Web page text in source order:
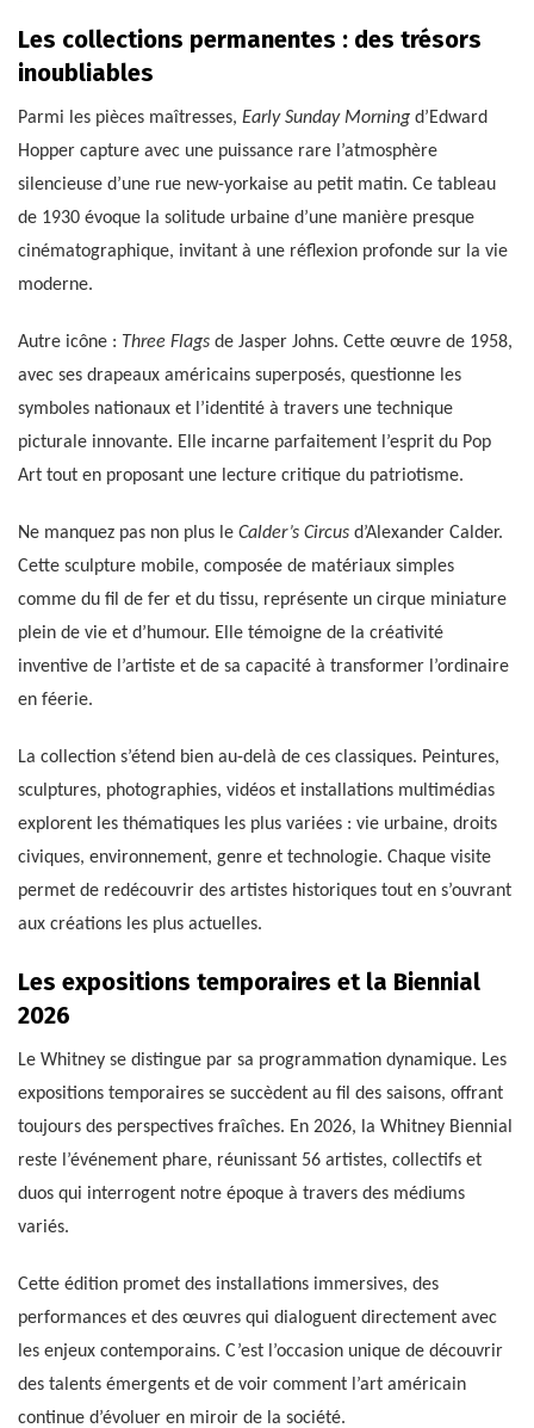
Les collections permanentes : des trésors
inoubliables
Parmi les pièces maîtresses, Early Sunday Morning d’Edward
Hopper capture avec une puissance rare l’atmosphère
silencieuse d’une rue new-yorkaise au petit matin. Ce tableau
de 1930 évoque la solitude urbaine d’une manière presque
cinématographique, invitant à une réflexion profonde sur la vie
moderne.
Autre icône : Three Flags de Jasper Johns. Cette œuvre de 1958,
avec ses drapeaux américains superposés, questionne les
symboles nationaux et l’identité à travers une technique
picturale innovante. Elle incarne parfaitement l’esprit du Pop
Art tout en proposant une lecture critique du patriotisme.
Ne manquez pas non plus le Calder’s Circus d’Alexander Calder.
Cette sculpture mobile, composée de matériaux simples
comme du fil de fer et du tissu, représente un cirque miniature
plein de vie et d’humour. Elle témoigne de la créativité
inventive de l’artiste et de sa capacité à transformer l’ordinaire
en féerie.
La collection s’étend bien au-delà de ces classiques. Peintures,
sculptures, photographies, vidéos et installations multimédias
explorent les thématiques les plus variées : vie urbaine, droits
civiques, environnement, genre et technologie. Chaque visite
permet de redécouvrir des artistes historiques tout en s’ouvrant
aux créations les plus actuelles.
Les expositions temporaires et la Biennial
2026
Le Whitney se distingue par sa programmation dynamique. Les
expositions temporaires se succèdent au fil des saisons, offrant
toujours des perspectives fraîches. En 2026, la Whitney Biennial
reste l’événement phare, réunissant 56 artistes, collectifs et
duos qui interrogent notre époque à travers des médiums
variés.
Cette édition promet des installations immersives, des
performances et des œuvres qui dialoguent directement avec
les enjeux contemporains. C’est l’occasion unique de découvrir
des talents émergents et de voir comment l’art américain
continue d’évoluer en miroir de la société.